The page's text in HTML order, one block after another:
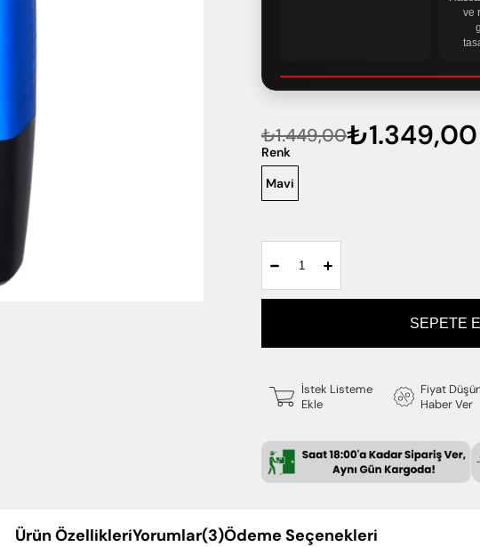
ve
₺1.449,00₺1.349,00
Renk
Mavi
İstek Listeme
Ekle
Fiyat
Haber Ver
Ürün ÖzellikleriYorumlar(3)Ödeme Seçenekleri